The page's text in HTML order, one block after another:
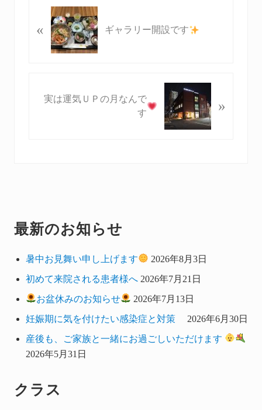
r
« ギャラリー開設です
実は運気ＵＰの月なんで
す
»
Primary
最新のお知らせ
暑中お見舞い申し上げます
2026年8月3日
初めて来院される患者様へ 2026年7月21日
お盆休みのお知らせ
2026年7月13日
妊娠期に気を付けたい感染症と対策
2026年6月30日
産後も、ご家族と一緒にお過ごしいただけます
2026年5月31日
クラス